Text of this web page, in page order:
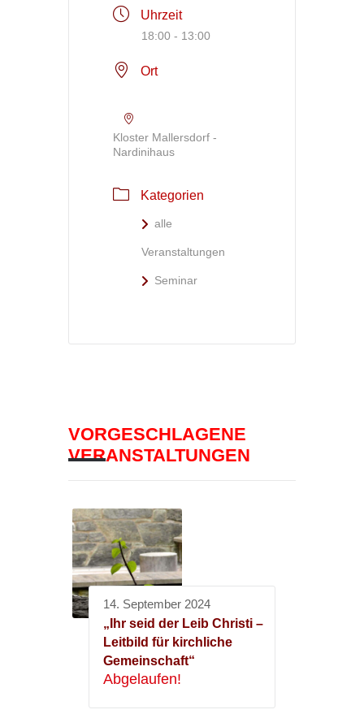
Uhrzeit
18:00 - 13:00
Ort
Kloster Mallersdorf -
Nardinihaus
Kategorien
alle
Veranstaltungen
Seminar
VORGESCHLAGENE
VERANSTALTUNGEN
14. September 2024
„Ihr seid der Leib Christi –
Leitbild für kirchliche
Gemeinschaft“
Abgelaufen!